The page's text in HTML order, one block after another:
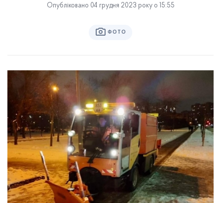
Опубліковано 04 грудня 2023 року о 15:55
ФОТО